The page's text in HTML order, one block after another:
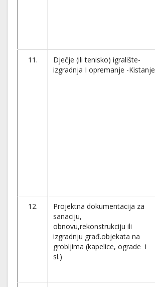
11.
Dječje (ili tenisko) igralište-
izgradnja I opremanje -Kistanje
12.
Projektna dokumentacija za
sanaciju,
obnovu,rekonstrukciju ili
izgradnju građ.objekata na
grobljima (kapelice, ograde i
sl.)